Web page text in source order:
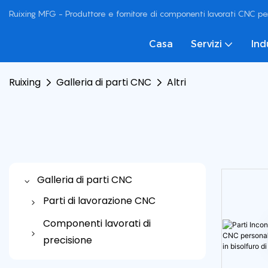
Ruixing MFG - Produttore e fornitore di componenti lavorati CNC
Casa Servizi
Ruixing Galleria di parti CNC Altri
Galleria di parti CNC
Parti di lavorazione CNC
Parti in alluminio CNC
Parti in acciaio inossidabile
Componenti lavorati di
precisione